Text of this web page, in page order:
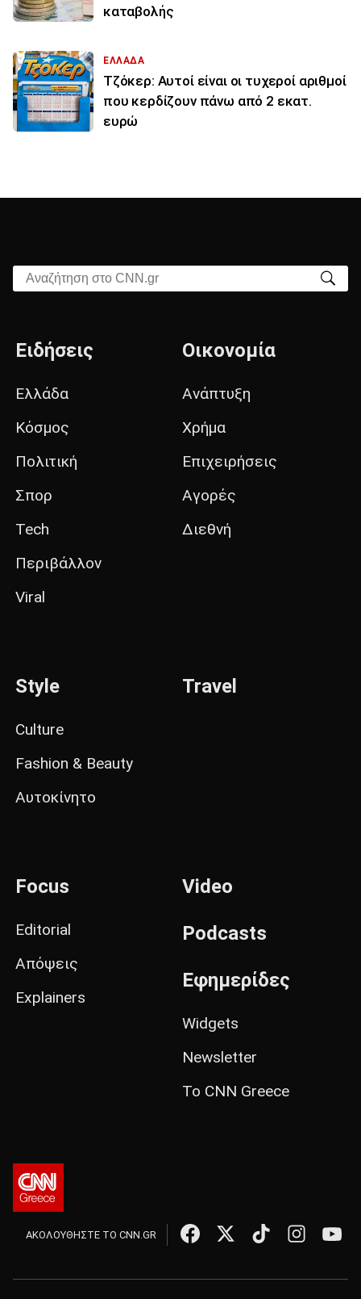
καταβολής
ΕΛΛΑΔΑ
Τζόκερ: Αυτοί είναι οι τυχεροί αριθμοί
που κερδίζουν πάνω από 2 εκατ.
ευρώ
Αναζήτηση στο CNN.gr
Ειδήσεις
Ελλάδα
Κόσμος
Πολιτική
Σπορ
Tech
Περιβάλλον
Viral
Οικονομία
Ανάπτυξη
Χρήμα
Επιχειρήσεις
Αγορές
Διεθνή
Style
Culture
Fashion & Beauty
Αυτοκίνητο
Travel
Focus
Editorial
Απόψεις
Explainers
Video
Podcasts
Εφημερίδες
Widgets
Newsletter
Το CNN Greece
ΑΚΟΛΟΥΘΗΣΤΕ ΤΟ CNN.GR